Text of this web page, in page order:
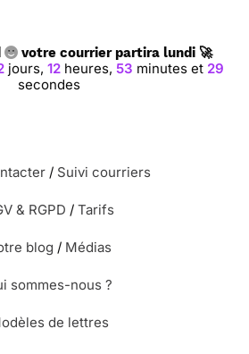
votre courrier partira lundi 🚀
jours, 12 heures, 53 minutes et 28
secondes
/ Suivi courriers
& RGPD / Tarifs
blog / Médias
sommes-nous ?
de lettres